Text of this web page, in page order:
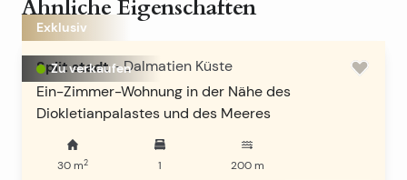
Ähnliche Eigenschaften
Zu verkaufen
Exklusiv
Split stadt - Dalmatien Küste
Ein-Zimmer-Wohnung in der Nähe des
Diokletianpalastes und des Meeres
30 m2 1 200m